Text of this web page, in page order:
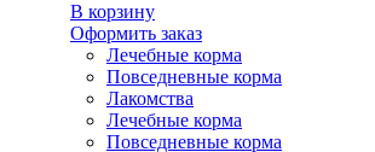
В корзину
Оформить заказ
Лечебные корма
Повседневные корма
Лакомства
Лечебные корма
Повседневные корма